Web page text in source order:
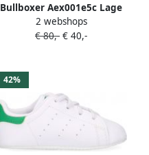
Bullboxer Aex001e5c Lage
sneakers Leren Sneaker
Kids Wit
2 webshops
€ 80,- € 40,-
42%